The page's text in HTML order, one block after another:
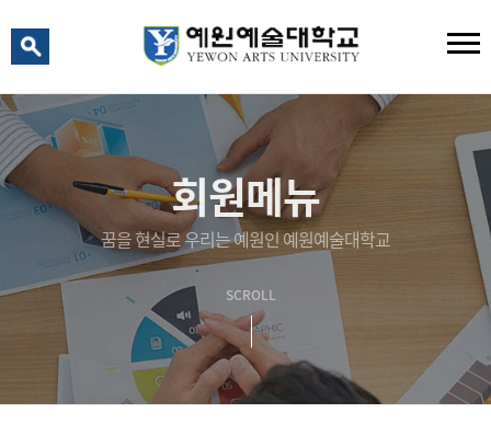
회원메뉴
꿈을 현실로 우리는 예원인 예원예술대학교
SCROLL
예원예술대학교 AI 상담